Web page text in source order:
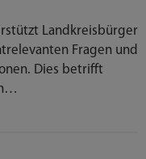
Landkreisbürger
Fragen und
Dies betrifft